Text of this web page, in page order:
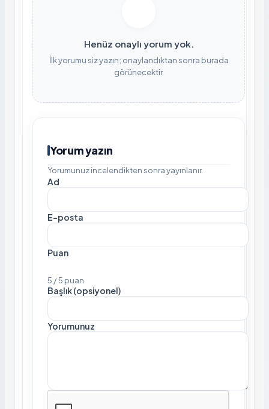
Henüz onaylı yorum yok.
İlk yorumu siz yazın; onaylandıktan sonra burada
görünecektir.
Yorum yazın
Yorumunuz incelendikten sonra yayınlanır.
Ad
E-posta
Puan
5 / 5 puan
Başlık (opsiyonel)
Yorumunuz